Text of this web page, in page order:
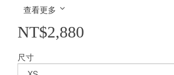
查看更多
NT$2,880
尺寸